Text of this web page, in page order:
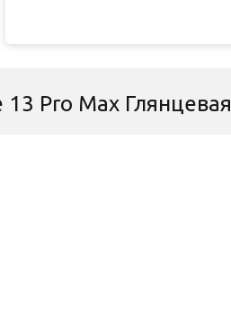
Pro Max Глянцевая